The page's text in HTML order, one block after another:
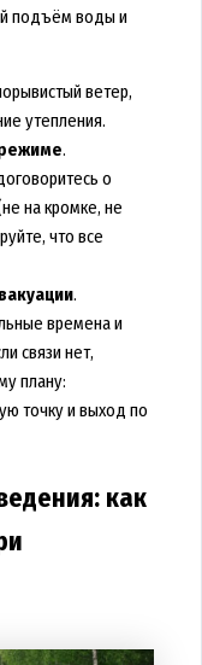
подъём воды и
ветер,
утепления.
.
о
на кромке, не
что все
.
времена и
связи нет,
плану:
точку и выход по
как